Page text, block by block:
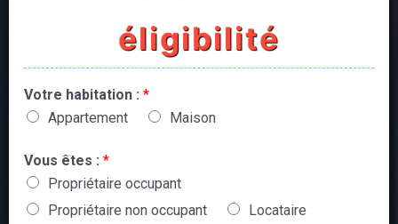
éligibilité
Votre habitation : *
Appartement
Maison
Vous êtes : *
Propriétaire occupant
Propriétaire non occupant
Locataire